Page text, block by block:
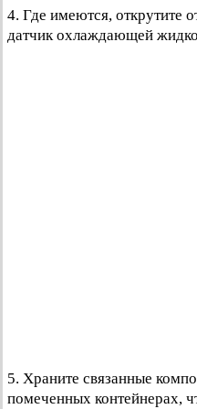
4. Где имеются, открутите
датчик охлаждающей
5. Храните связанные
помеченных контейнерах,